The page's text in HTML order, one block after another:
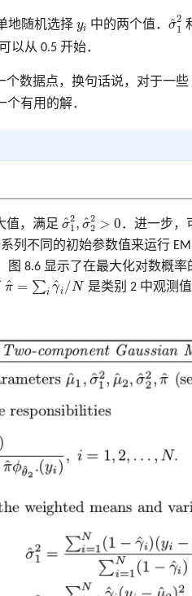
地随机选择yi
yi 中的两个值．^
σ
2
1
^ 2
可以从 0.5 开始．
个数据点，换句话说，对于一些
有用的解．
值，满足 ^
σ2
1 , ^
σ2
2 > 0
σ ^ 2 ,σ 0
．进一步，
列不同的初始参数值来运行
图 8.6 显示了在最大化对数概率
^
π = ∑i ^
γi /N
π iγ^ /N
是类别 2 中观测